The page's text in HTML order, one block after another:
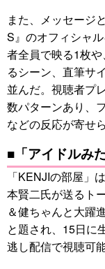
また、メッセージ
S』のオフィシャ
者全員で映る1枚
るシーン、直筆サ
並んだ。視聴者プ
数パターンあり、
などの反応が寄せら
■「アイドルみ
「KENJIの部屋」
本賢二氏が送るト
＆健ちゃんと大躍
と題され、15日に
逃し配信で視聴可能